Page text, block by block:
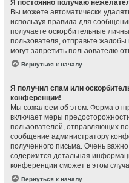
Я постоянно получаю
Вы можете автоматически
используя правила для
получаете оскорбительные
пользователя, отправьте
могут запретить пользователю
Вернуться к началу
Я получил спам или
конференции!
Мы сожалеем об этом. Форма
включает меры
пользователей, отправляющих
сообщение администратору
полученного письма. Очень
содержится детальная
конференции сможет в этом
Вернуться к началу